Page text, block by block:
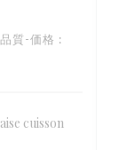
品質-価格 :
cuisson